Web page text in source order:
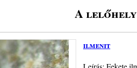
A lelőhely
ilmenit